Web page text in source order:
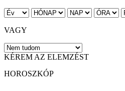
VAGY
KÉREM AZ ELEMZÉST
HOROSZKÓP